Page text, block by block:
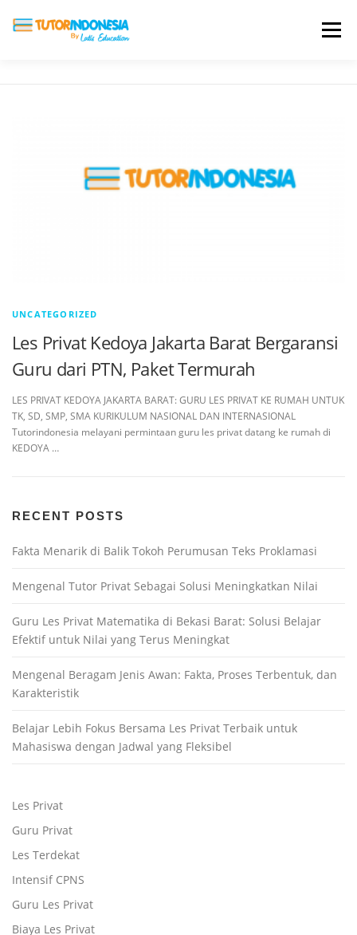
Menu
UNCATEGORIZED
Les Privat Kedoya Jakarta Barat Bergaransi
Guru dari PTN, Paket Termurah
LES PRIVAT KEDOYA JAKARTA BARAT: GURU LES PRIVAT KE RUMAH UNTUK
TK, SD, SMP, SMA KURIKULUM NASIONAL DAN INTERNASIONAL
Tutorindonesia melayani permintaan guru les privat datang ke rumah di
KEDOYA …
RECENT POSTS
Fakta Menarik di Balik Tokoh Perumusan Teks Proklamasi
Mengenal Tutor Privat Sebagai Solusi Meningkatkan Nilai
Guru Les Privat Matematika di Bekasi Barat: Solusi Belajar
Efektif untuk Nilai yang Terus Meningkat
Mengenal Beragam Jenis Awan: Fakta, Proses Terbentuk, dan
Karakteristik
Belajar Lebih Fokus Bersama Les Privat Terbaik untuk
Mahasiswa dengan Jadwal yang Fleksibel
Les Privat
Guru Privat
Les Terdekat
Intensif CPNS
Guru Les Privat
Biaya Les Privat